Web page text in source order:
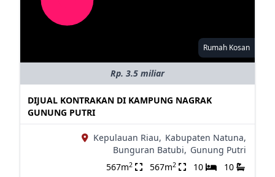
Rumah Kosan
Rp. 3.5 miliar
DIJUAL KONTRAKAN DI KAMPUNG NAGRAK
GUNUNG PUTRI
Kepulauan Riau, Kabupaten Natuna,
Bunguran Batubi, Gunung Putri
567m2 567m2 10 10